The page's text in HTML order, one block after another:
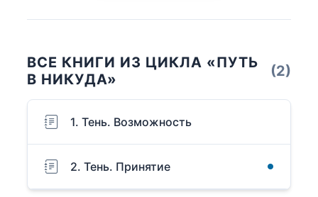
ВСЕ КНИГИ ИЗ ЦИКЛА «ПУТЬ
В НИКУДА»
(2)
1. Тень. Возможность
2. Тень. Принятие